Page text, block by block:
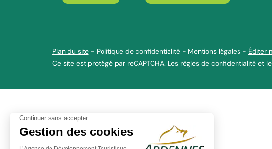
Plan du site - Politique de confidentialité - Mentions légales - Éditer
Ce site est protégé par reCAPTCHA. Les règles de confidentialitéet